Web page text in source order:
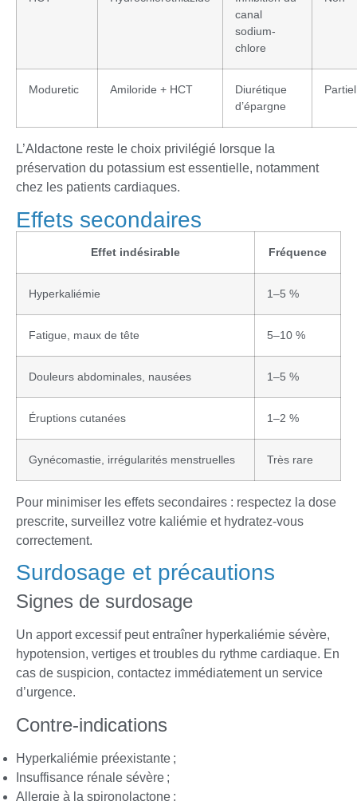
canal
sodium-
chlore
Moduretic Amiloride + HCT
Diurétique
d’épargne
Partiel
L’Aldactone reste le choix privilégié lorsque la
préservation du potassium est essentielle, notamment
chez les patients cardiaques.
Effets secondaires
Effet indésirable Fréquence
Hyperkaliémie 1–5 %
Fatigue, maux de tête 5–10 %
Douleurs abdominales, nausées 1–5 %
Éruptions cutanées 1–2 %
Gynécomastie, irrégularités menstruelles Très rare
Pour minimiser les effets secondaires : respectez la dose
prescrite, surveillez votre kaliémie et hydratez-vous
correctement.
Surdosage et précautions
Signes de surdosage
Un apport excessif peut entraîner hyperkaliémie sévère,
hypotension, vertiges et troubles du rythme cardiaque. En
cas de suspicion, contactez immédiatement un service
d’urgence.
Contre-indications
Hyperkaliémie préexistante ;
Insuffisance rénale sévère ;
Allergie à la spironolactone ;